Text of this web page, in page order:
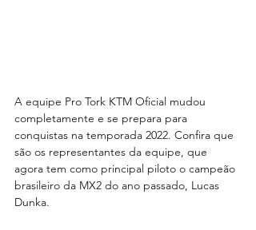
A equipe Pro Tork KTM Oficial mudou
completamente e se prepara para
conquistas na temporada 2022. Confira que
são os representantes da equipe, que
agora tem como principal piloto o campeão
brasileiro da MX2 do ano passado, Lucas
Dunka.